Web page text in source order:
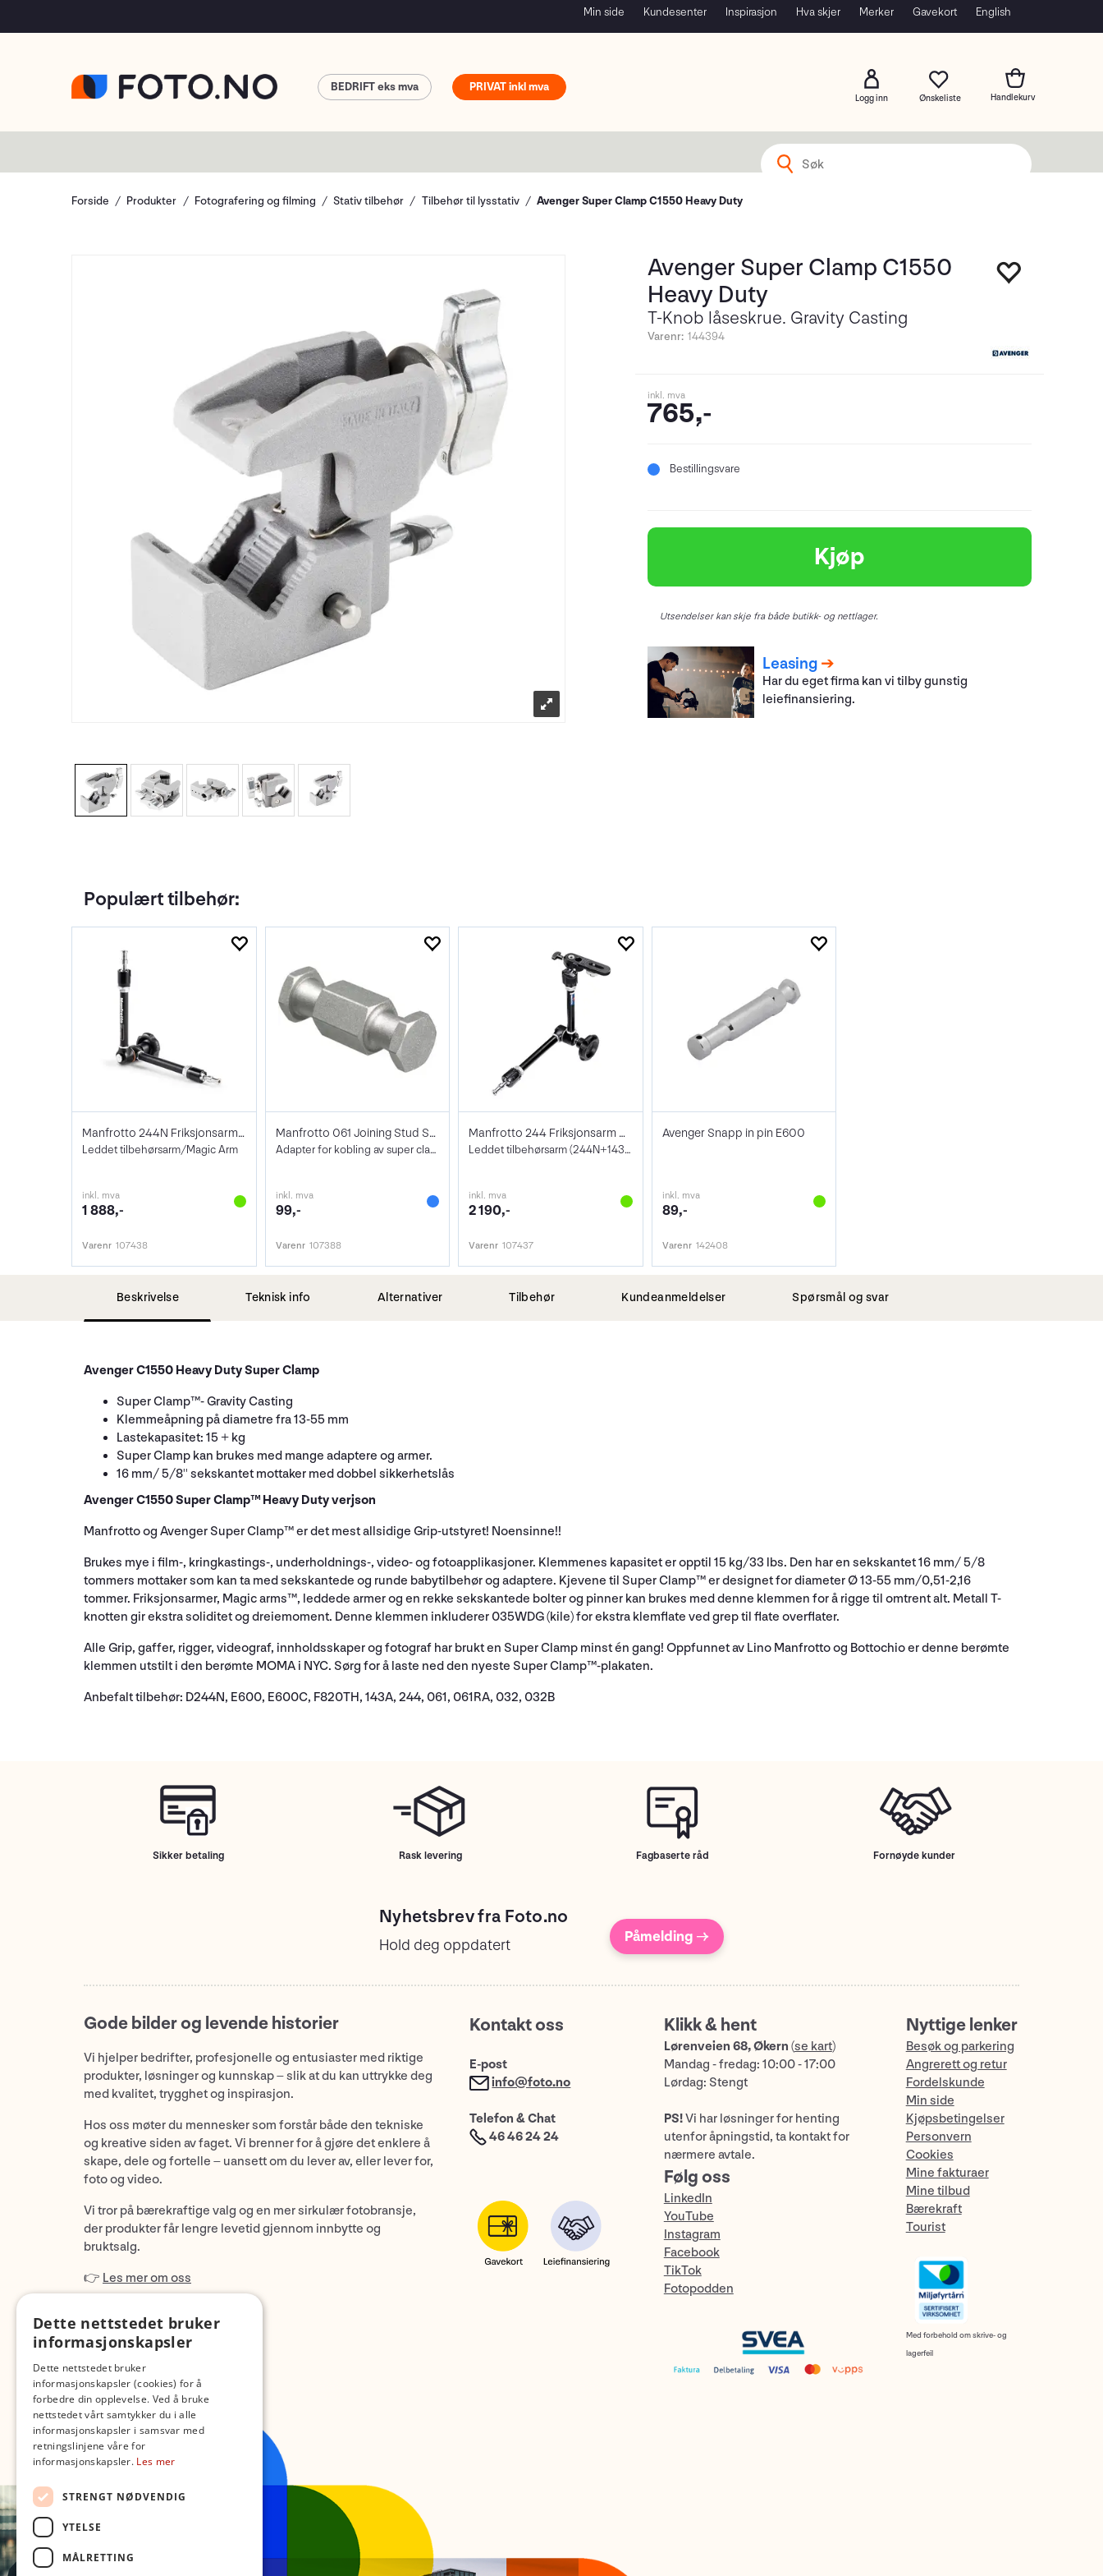
Min side Kundesenter Inspirasjon Hva skjer Merker Gavekort English
Logg inn
PRIVAT
BEDRIFT
Forside Produkter Fotografering og filming Stativ tilbehør Tilbehør til lysstativ Avenger Super Clamp C1550 Heavy Duty
Avenger Super Clamp C1550
Heavy Duty
T-Knob låseskrue. Gravity Casting
Varenr: 144394
inkl. mva
765,-
Bestillingsvare
Kjøp
Utsendelser kan skje fra både butikk- og nettlager.
Leasing
Har du eget firma kan vi tilby gunstig
leiefinansiering.
Populært tilbehør:
Manfrotto 244N Friksjonsarm Stor
Leddet tilbehørsarm/Magic Arm
inkl. mva
1 888,-
Varenr 107438
Manfrotto 061 Joining Stud Super Clamp
Adapter for kobling av super clamps
inkl. mva
99,-
Varenr 107388
Manfrotto 244 Friksjonsarm Kit m/143BKT
Leddet tilbehørsarm (244N+143BKT)
inkl. mva
2 190,-
Varenr 107437
Avenger Snapp in pin E600
inkl. mva
89,-
Varenr 142408
Beskrivelse Teknisk info Alternativer Tilbehør Kundeanmeldelser Spørsmål og svar
Avenger C1550 Heavy Duty Super Clamp
Super Clamp™- Gravity Casting
Klemmeåpning på diametre fra 13-55 mm
Lastekapasitet: 15 + kg
Super Clamp kan brukes med mange adaptere og armer.
16 mm/ 5/8'' sekskantet mottaker med dobbel sikkerhetslås
Avenger C1550 Super Clamp™ Heavy Duty verjson
Manfrotto og Avenger Super Clamp™ er det mest allsidige Grip-utstyret! Noensinne!!
Brukes mye i film-, kringkastings-, underholdnings-, video- og fotoapplikasjoner. Klemmenes kapasitet er opptil 15 kg/33 lbs. Den har en sekskantet 16 mm/ 5/8
tommers mottaker som kan ta med sekskantede og runde babytilbehør og adaptere. Kjevene til Super Clamp™ er designet for diameter Ø 13-55 mm/0,51-2,16
tommer. Friksjonsarmer, Magic arms™, leddede armer og en rekke sekskantede bolter og pinner kan brukes med denne klemmen for å rigge til omtrent alt. Metall T-
knotten gir ekstra soliditet og dreiemoment. Denne klemmen inkluderer 035WDG (kile) for ekstra klemflate ved grep til flate overflater.
Alle Grip, gaffer, rigger, videograf, innholdsskaper og fotograf har brukt en Super Clamp minst én gang! Oppfunnet av Lino Manfrotto og Bottochio er denne berømte
klemmen utstilt i den berømte MOMA i NYC. Sørg for å laste ned den nyeste Super Clamp™-plakaten.
Anbefalt tilbehør: D244N, E600, E600C, F820TH, 143A, 244, 061, 061RA, 032, 032B
Sikker betaling Rask levering Fagbaserte råd Fornøyde kunder
Nyhetsbrev fra Foto.no
Hold deg oppdatert Påmelding →
Gode bilder og levende historier
Vi hjelper bedrifter, profesjonelle og entusiaster med riktige
produkter, løsninger og kunnskap – slik at du kan uttrykke deg
med kvalitet, trygghet og inspirasjon.
Hos oss møter du mennesker som forstår både den tekniske
og kreative siden av faget. Vi brenner for å gjøre det enklere å
skape, dele og fortelle – uansett om du lever av, eller lever for,
foto og video.
Vi tror på bærekraftige valg og en mer sirkulær fotobransje,
der produkter får lengre levetid gjennom innbytte og
bruktsalg.
👉 Les mer om oss
Kontakt oss
E-post
info@foto.no
Telefon & Chat
46 46 24 24
Klikk & hent
Lørenveien 68, Økern (se kart)
Mandag - fredag: 10:00 - 17:00
Lørdag: Stengt
PS!Vi har løsninger for henting
utenfor åpningstid, ta kontakt for
nærmere avtale.
Følg oss
LinkedIn
YouTube
Instagram
Facebook
TikTok
Fotopodden
Nyttige lenker
Besøk og parkering
Angrerett og retur
Fordelskunde
Min side
Kjøpsbetingelser
Personvern
Cookies
Mine fakturaer
Mine tilbud
Bærekraft
Tourist
Med forbehold om skrive- og
lagerfeil
Dette nettstedet bruker
informasjonskapsler
Dette nettstedet bruker
informasjonskapsler (cookies) for å
forbedre din opplevelse. Ved å bruke
nettstedet vårt samtykker du i alle
informasjonskapsler i samsvar med
retningslinjene våre for
informasjonskapsler. Les mer
STRENGT NØDVENDIG
YTELSE
MÅLRETTING